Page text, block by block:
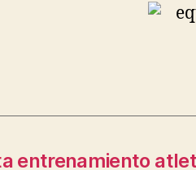
entrenamiento